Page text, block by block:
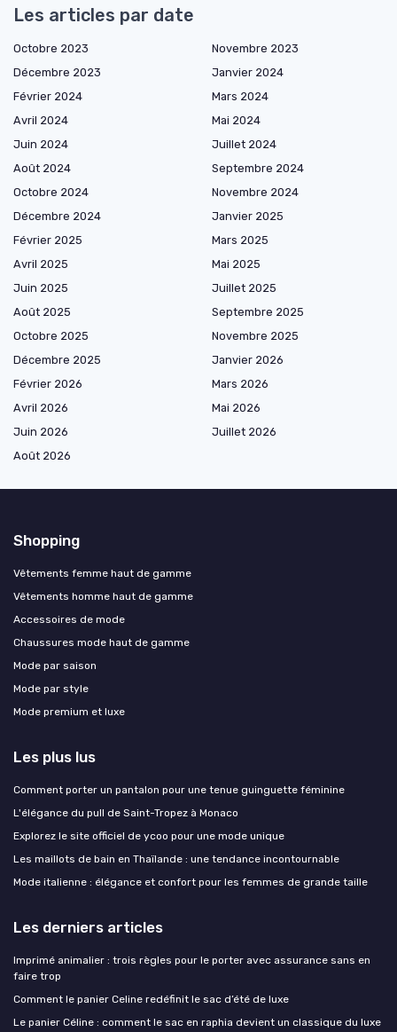
Les articles par date
Octobre 2023
Novembre 2023
Décembre 2023
Janvier 2024
Février 2024
Mars 2024
Avril 2024
Mai 2024
Juin 2024
Juillet 2024
Août 2024
Septembre 2024
Octobre 2024
Novembre 2024
Décembre 2024
Janvier 2025
Février 2025
Mars 2025
Avril 2025
Mai 2025
Juin 2025
Juillet 2025
Août 2025
Septembre 2025
Octobre 2025
Novembre 2025
Décembre 2025
Janvier 2026
Février 2026
Mars 2026
Avril 2026
Mai 2026
Juin 2026
Juillet 2026
Août 2026
Shopping
Vêtements femme haut de gamme
Vêtements homme haut de gamme
Accessoires de mode
Chaussures mode haut de gamme
Mode par saison
Mode par style
Mode premium et luxe
Les plus lus
Comment porter un pantalon pour une tenue guinguette féminine
L'élégance du pull de Saint-Tropez à Monaco
Explorez le site officiel de ycoo pour une mode unique
Les maillots de bain en Thaïlande : une tendance incontournable
Mode italienne : élégance et confort pour les femmes de grande taille
Les derniers articles
Imprimé animalier : trois règles pour le porter avec assurance sans en
faire trop
Comment le panier Celine redéfinit le sac d’été de luxe
Le panier Céline : comment le sac en raphia devient un classique du luxe